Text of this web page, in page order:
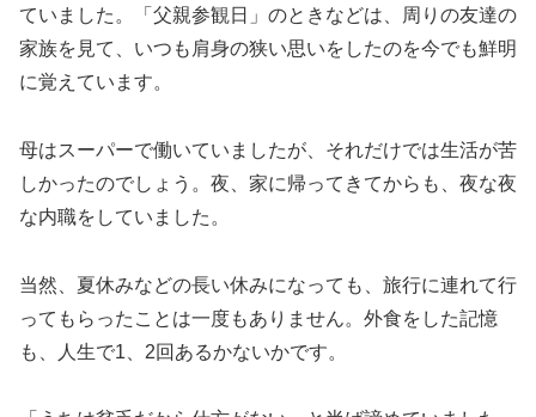
ていました。「父親参観日」のときなどは、周りの友達の
家族を見て、いつも肩身の狭い思いをしたのを今でも鮮明
に覚えています。
母はスーパーで働いていましたが、それだけでは生活が苦
しかったのでしょう。夜、家に帰ってきてからも、夜な夜
な内職をしていました。
当然、夏休みなどの長い休みになっても、旅行に連れて行
ってもらったことは一度もありません。外食をした記憶
も、人生で1、2回あるかないかです。